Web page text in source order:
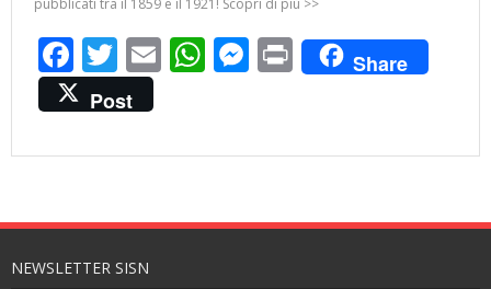
F
ac
e
b
o
k
T
w
itt
er
E
l
W
s
p
M
e
g
Pr
in
Share
Post
NEWSLETTER SISN